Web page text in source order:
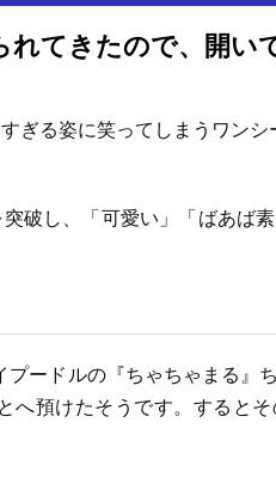
ぎる姿に笑ってしまうワンシ
破し、「可愛い」「ばあば
ードルの『ちゃちゃまる』
へ預けたそうです。すると